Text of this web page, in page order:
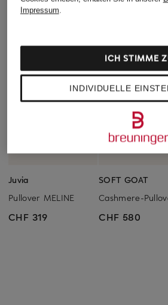
Juvia
Pullover MELINE
CHF 319
SOFT GOAT
Cashmere-
CHF 580
Impressum.
INDIVIDUELLE
ICH STIMME